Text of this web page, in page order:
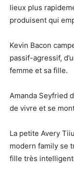
lieux plus
produisent qui
Kevin Bacon
passif-agressif,
femme et sa fille.
Amanda Seyfried
de vivre et se
La petite Avery
modern family se
fille très